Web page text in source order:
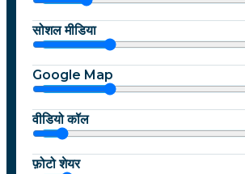
सोशल मीडिया
Google Map
वीडियो कॉल
फ़ोटो शेयर